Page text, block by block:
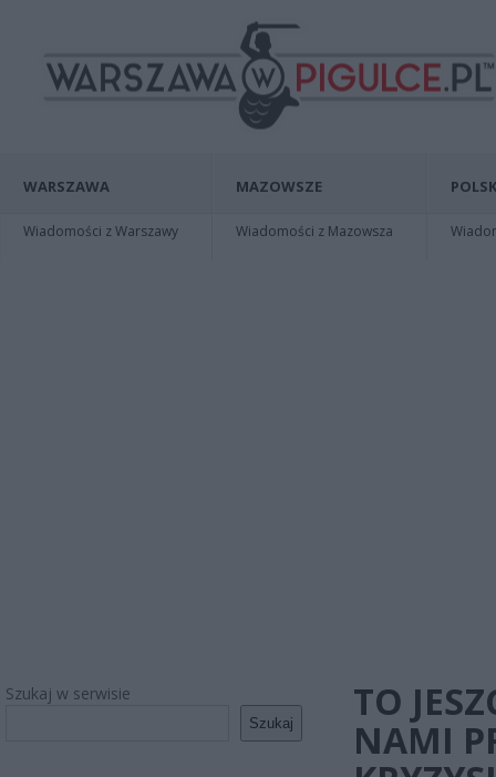
WARSZAWA
Wiadomości z Warszawy
MAZOWSZE
Wiadomości z Mazowsza
Szukaj w serwisie
Szukaj
TO
NAMI